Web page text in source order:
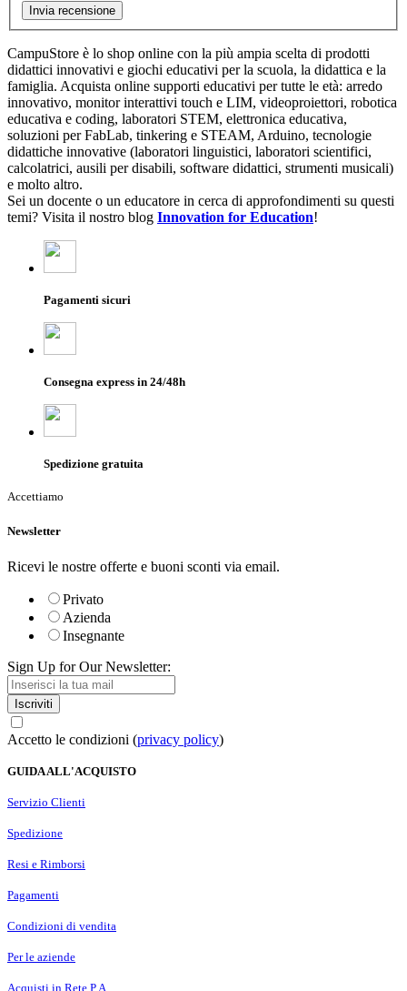
Invia recensione
CampuStore è lo shop online con la più ampia scelta di prodotti
didattici innovativi e giochi educativi per la scuola, la didattica e la
famiglia. Acquista online supporti educativi per tutte le età: arredo
innovativo, monitor interattivi touch e LIM, videoproiettori, robotica
educativa e coding, laboratori STEM, elettronica educativa,
soluzioni per FabLab, tinkering e STEAM, Arduino, tecnologie
didattiche innovative (laboratori linguistici, laboratori scientifici,
calcolatrici, ausili per disabili, software didattici, strumenti musicali)
e molto altro.
Sei un docente o un educatore in cerca di approfondimenti su questi
temi? Visita il nostro blog Innovation for Education!
Pagamenti sicuri
Consegna express in 24/48h
Spedizione gratuita
Accettiamo
Newsletter
Ricevi le nostre offerte e buoni sconti via email.
Privato
Azienda
Insegnante
Sign Up for Our Newsletter:
Iscriviti
Accetto le condizioni (privacy policy)
GUIDA ALL'ACQUISTO
Servizio Clienti
Spedizione
Resi e Rimborsi
Pagamenti
Condizioni di vendita
Per le aziende
Acquisti in Rete P.A.